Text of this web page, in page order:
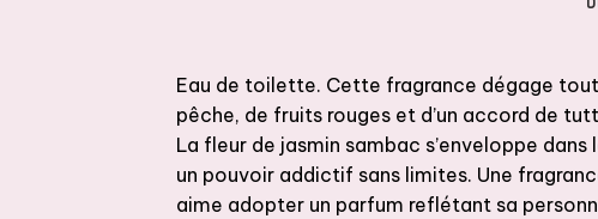
Eau de toilette. Cette fragrance dégage
pêche, de fruits rouges et d’un accord de
La fleur de jasmin sambac s’enveloppe
un pouvoir addictif sans limites. Une
aime adopter un parfum reflétant sa